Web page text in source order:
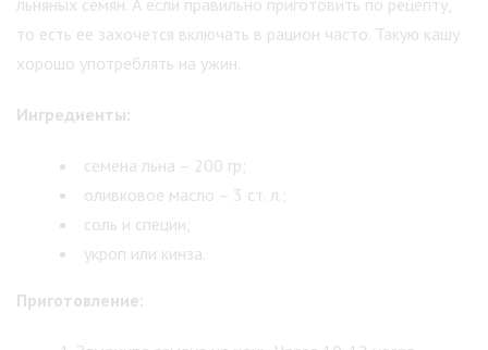
льняных семян. А если правильно приготовить по рецепту,
то есть ее захочется включать в рацион часто. Такую кашу
хорошо употреблять на ужин.
Ингредиенты:
семена льна – 200 гр;
оливковое масло – 3 ст. л.;
соль и специи;
укроп или кинза.
Приготовление: